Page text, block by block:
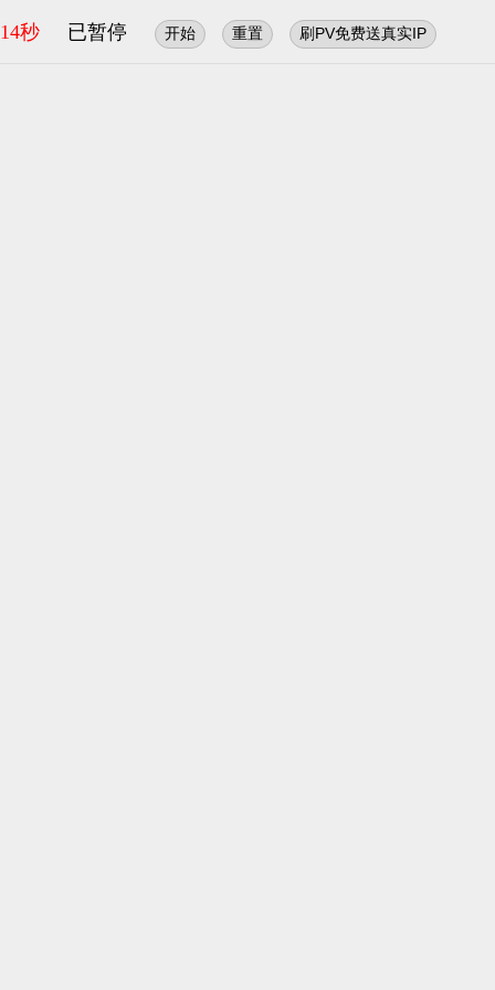
14秒 已暂停 开始 重置 刷PV免费送真实IP